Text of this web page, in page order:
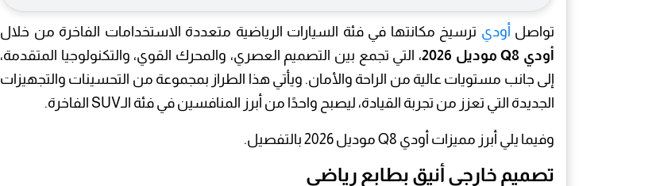
تواصل أودي ترسيخ مكانتها في فئة السيارات الرياضية متعددة الاستخدامات الفاخرة من خلال
أودي Q8 موديل 2026
، التي تجمع بين التصميم العصري، والمحرك القوي، والتكنولوجيا المتقدمة،
إلى جانب مستويات عالية من الراحة والأمان. ويأتي هذا الطراز بمجموعة من التحسينات والتجهيزات
الجديدة التي تعزز من تجربة القيادة، ليصبح واحدًا من أبرز المنافسين في فئة الـSUV الفاخرة.
وفيما يلي أبرز مميزات أودي Q8 موديل 2026 بالتفصيل.
تصميم خارجي أنيق بطابع رياضي